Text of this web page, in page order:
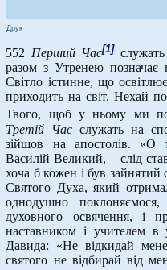
Друк
552 Перший Час[1]
разом з Утренею позначає
Світло істинне, що
приходить на світ. Нехай
Твого, щоб у ньому ми
Третій Час служать на
зійшов на апостолів. «О
Василій Великий, – слід
хоча б кожен і був зайнятий
Святого Духа, який
однодушно
духовного освячення, і
наставником і учителем
Давида: «Не відкидай
святого не відбирай від